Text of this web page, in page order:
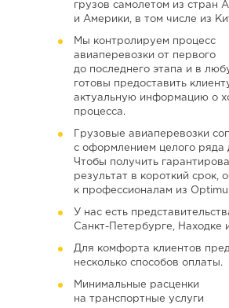
грузов самолетом из стран
и Америки, в том числе из
Мы контролируем процесс
авиаперевозки от первого
до последнего этапа и в
готовы предоставить
актуальную информацию о
процесса.
Грузовые авиаперевозки
с оформлением целого ряда
Чтобы получить
результат в короткий срок,
к профессионалам из
У нас есть
Санкт-Петербурге, Находке
Для комфорта клиентов
несколько способов оплаты.
Минимальные расценки
на транспортные услуги